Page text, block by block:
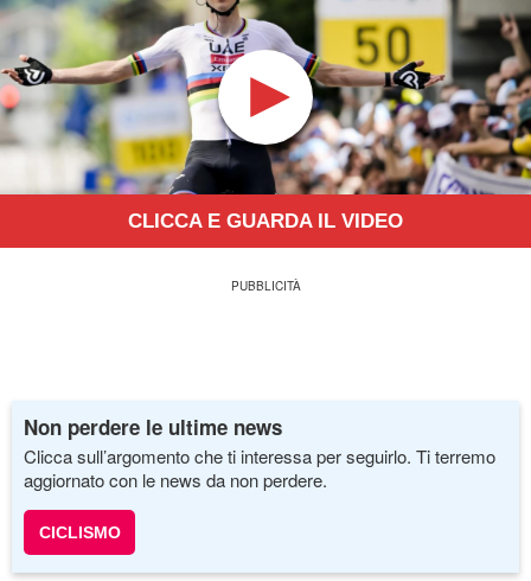
CLICCA E GUARDA IL VIDEO
Non perdere le ultime news
Clicca sull’argomento che ti interessa per seguirlo. Ti terremo
aggiornato con le news da non perdere.
CICLISMO